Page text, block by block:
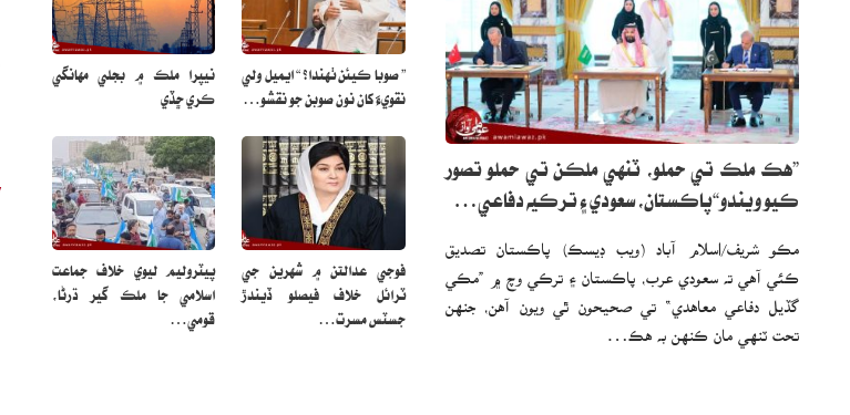
”هڪ ملڪ تي حملو، ٽنهي ملڪن تي حملو تصور
ڪيو ويندو“پاڪستان، سعودي ۽ ترڪيه دفاعي…
مڪو شريف/اسلام آباد (ويب ڊيسڪ) پاڪستان تصديق
ڪئي آهي ته سعودي عرب، پاڪستان ۽ ترڪي وچ ۾ ”مڪي
گڏيل دفاعي معاهدي“ تي صحيحون ٿي ويون آهن، جنهن
تحت ٽنهي مان ڪنهن به هڪ…
” صوبا ڪيئن ٺهندا؟ “ ايميل ولي
نقويءَ کان نون صوبن جو نقشو…
نيپرا ملڪ ۾ بجلي مهانگي
ڪري ڇڏي
فوجي عدالتن ۾ شهرين جي
ٽرائل خلاف فيصلو ڏيندڙ
جسٽس مسرت…
پيٽروليم ليوي خلاف جماعت
اسلامي جا ملڪ گير ڌرڻا،
قومي…